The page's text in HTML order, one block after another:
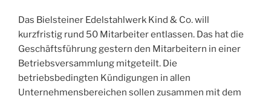
Das Bielsteiner Edelstahlwerk Kind & Co. will
kurzfristig rund 50 Mitarbeiter entlassen. Das hat die
Geschäftsführung gestern den Mitarbeitern in einer
Betriebsversammlung mitgeteilt. Die
betriebsbedingten Kündigungen in allen
Unternehmensbereichen sollen zusammen mit dem